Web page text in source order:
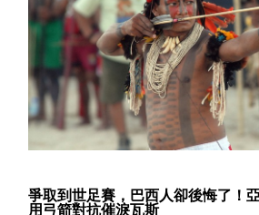
爭取到世足賽，巴西人卻後悔了！
用弓箭對抗催淚瓦斯